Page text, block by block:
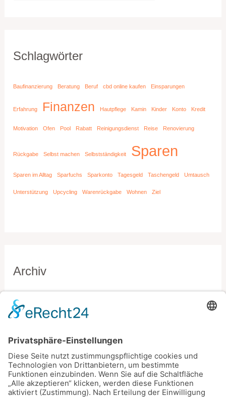
Schlagwörter
Baufinanzierung Beratung Beruf cbd online kaufen Einsparungen
Erfahrung Finanzen Hautpflege Kamin Kinder Konto Kredit
Motivation Ofen Pool Rabatt Reinigungsdienst Reise Renovierung
Rückgabe Selbst machen Selbstständigkeit Sparen
Sparen im Alltag Sparfuchs Sparkonto Tagesgeld Taschengeld Umtausch
Unterstützung Upcycling Warenrückgabe Wohnen Ziel
Archiv